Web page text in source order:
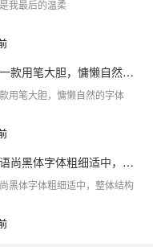
我最后的温柔
字语俊隶体｜一款用笔大胆，慵懒自然的字体
用笔大胆，慵懒自然的字体
新字上线｜字语尚黑体字体粗细适中，整体结构偏瘦高
黑体字体粗细适中，整体结构